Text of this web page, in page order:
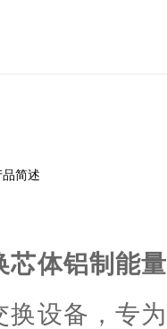
简述
芯体铝制能
换设备，专